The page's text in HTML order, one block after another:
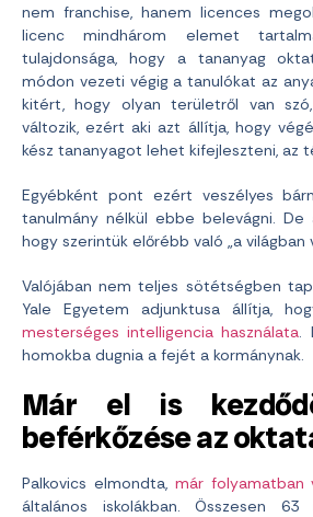
nem franchise, hanem licences
licenc mindhárom elemet
tulajdonsága, hogy a tananyag
módon vezeti végig a tanulókat az
kitért, hogy olyan területről van
változik, ezért aki azt állítja, hogy
kész tananyagot lehet kifejleszteni, az
Egyébként pont ezért veszélyes
tanulmány nélkül ebbe belevágni. De
hogy szerintük előrébb való „a világban
Valójában nem teljes sötétségben
Yale Egyetem adjunktusa állítja,
mesterséges intelligencia használata
homokba dugnia a fejét a kormánynak.
Már el is
beférkőzése az
Palkovics elmondta, már folyamatban
általános iskolákban. Összesen